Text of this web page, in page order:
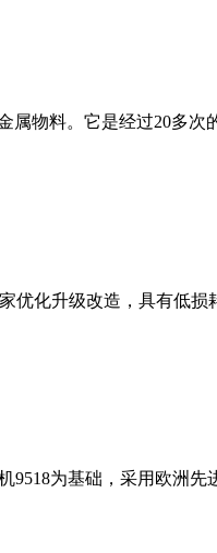
属物料。它是经过20多次
优化升级改造，具有低损
为基础，采用欧洲先